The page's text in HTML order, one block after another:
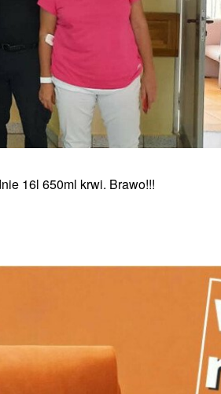
16l 650ml krwi. Brawo!!!